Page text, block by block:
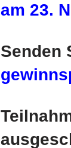
am 23.
Senden